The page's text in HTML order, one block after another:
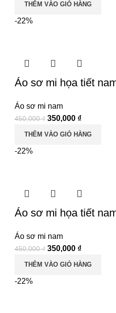
THÊM VÀO GIỎ HÀNG
-22%
Áo sơ mi họa tiết
Áo sơ mi nam
450,000₫ Giá
gốc
350,000 ₫Giá
hiện
THÊM VÀO GIỎ HÀNG
-22%
Áo sơ mi họa tiết
Áo sơ mi nam
450,000₫ Giá
gốc
350,000 ₫Giá
hiện
THÊM VÀO GIỎ HÀNG
-22%